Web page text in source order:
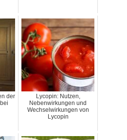
der
Lycopin: Nutzen,
Nebenwirkungen und
Wechselwirkungen von
Lycopin